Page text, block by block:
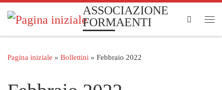
Passa al contenuto
ASSOCIAZIONE
FORMAENTI
Search
Pagina iniziale » Bollettini » Febbraio 2022